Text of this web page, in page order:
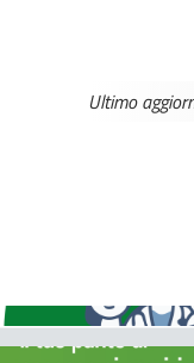
Ultimo
CASE DI